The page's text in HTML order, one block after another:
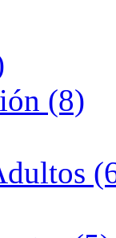
(8)